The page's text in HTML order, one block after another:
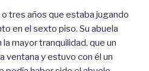
tres años que estaba jugando
en el sexto piso. Su abuela
mayor tranquilidad, que un
ventana y estuvo con él un